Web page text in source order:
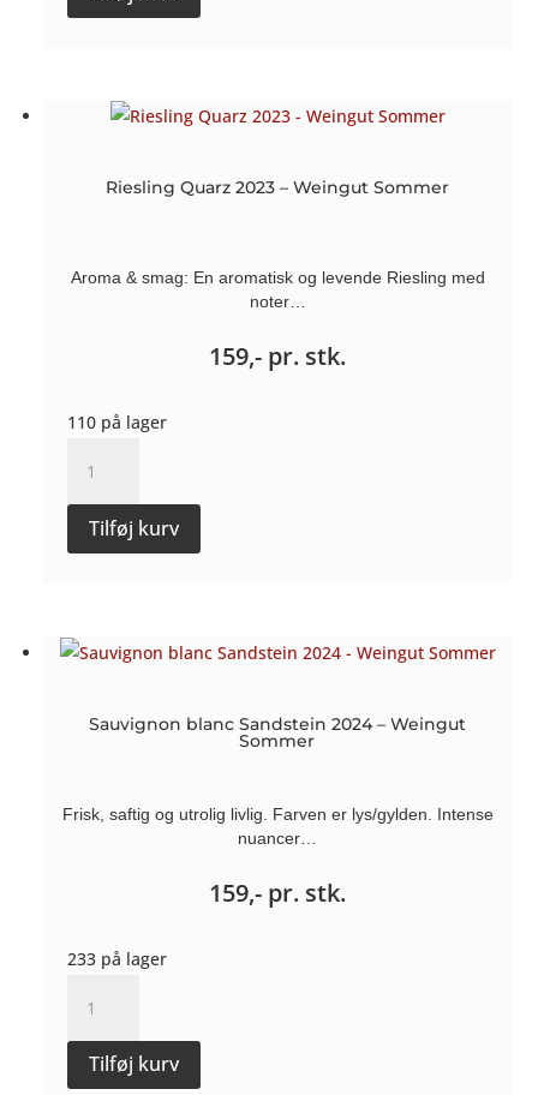
Nature
Domaine
Riesling Quarz 2023 – Weingut Sommer
Aroma & smag: En aromatisk og levende Riesling med
noter…
159,- pr. stk.
110 på lager
Quarz
-
antal
Tilføj kurv
Sauvignon blanc Sandstein 2024 – Weingut
Sommer
Frisk, saftig og utrolig livlig. Farven er lys/gylden. Intense
nuancer…
159,- pr. stk.
233 på lager
blanc
Sandstein
2024
Tilføj kurv